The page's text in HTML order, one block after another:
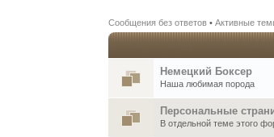
Сообщения без ответов •Активные
Немецкий Боксер
Наша любимая порода
Персональные
В отдельной теме этого